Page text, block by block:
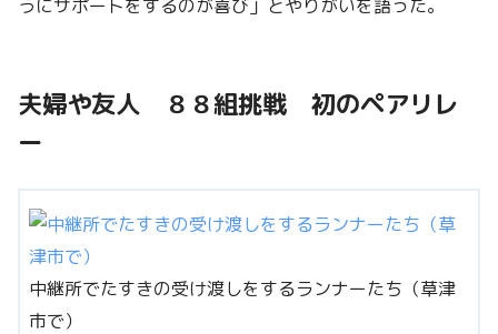
うにサポートをするのが喜び」とやりがいを語った。
夫婦や友人 ８８組挑戦 初のペアリレ
ー
中継所でたすきの受け渡しをするランナーたち（草津
市で）